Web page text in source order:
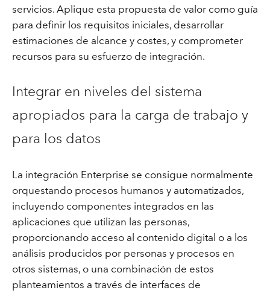
servicios. Aplique esta propuesta de valor como guía
para definir los requisitos iniciales, desarrollar
estimaciones de alcance y costes, y comprometer
recursos para su esfuerzo de integración.
Integrar en niveles del sistema
apropiados para la carga de trabajo y
para los datos
La integración Enterprise se consigue normalmente
orquestando procesos humanos y automatizados,
incluyendo componentes integrados en las
aplicaciones que utilizan las personas,
proporcionando acceso al contenido digital o a los
análisis producidos por personas y procesos en
otros sistemas, o una combinación de estos
planteamientos a través de interfaces de